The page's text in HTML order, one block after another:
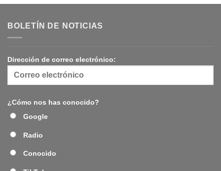
BOLETÍN DE NOTICIAS
Dirección de correo electrónico:
¿Cómo nos has conocido?
Google
Radio
Conocido